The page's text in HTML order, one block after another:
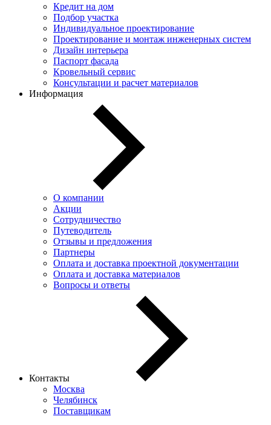
Кредит на дом
Подбор участка
Индивидуальное проектирование
Проектирование и монтаж инженерных систем
Дизайн интерьера
Паспорт фасада
Кровельный сервис
Консультации и расчет материалов
Информация
О компании
Акции
Сотрудничество
Путеводитель
Отзывы и предложения
Партнеры
Оплата и доставка проектной документации
Оплата и доставка материалов
Вопросы и ответы
Контакты
Москва
Челябинск
Поставщикам